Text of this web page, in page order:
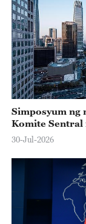
Simposyum ng
Komite Sentral
30-Jul-2026